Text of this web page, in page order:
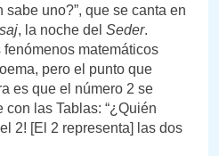
sabe uno?”, que se canta en
, la noche del Seder.
matemáticos
pero el punto que
es que el número 2 se
las Tablas: “¿Quién
2! [El 2 representa] las dos